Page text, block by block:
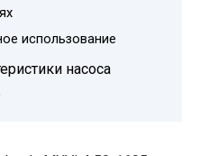
использование
насоса